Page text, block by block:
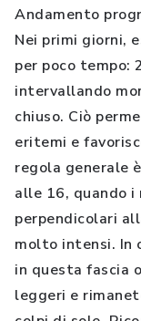
Andamento
Nei primi giorni,
per poco
intervallando
chiuso. Ciò
eritemi e
regola generale
alle 16, quando i
perpendicolari
molto intensi. In
in questa fascia
leggeri e